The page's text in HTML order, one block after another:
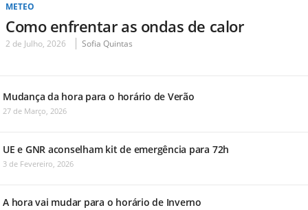
METEO
Como enfrentar as ondas de calor
2 de Julho, 2026 Sofia Quintas
Mudança da hora para o horário de Verão
27 de Março, 2026
UE e GNR aconselham kit de emergência para 72h
3 de Fevereiro, 2026
A hora vai mudar para o horário de Inverno